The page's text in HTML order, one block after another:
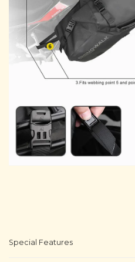
Special Features